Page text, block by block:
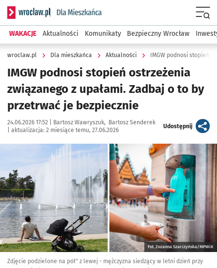
Serwis informacyjny wroclaw.pl podserwis: Dla mieszkańca
WAKACJE Aktualności Komunikaty Bezpieczny Wrocław
wroclaw.pl Dla mieszkańca Aktualności
IMGW podnosi stopień ostrzeżenia
związanego z upałami. Zadbaj o to by
przetrwać je bezpiecznie
Data publikacji:
24.06.2026 17:52 | Autor:
Bartosz Wawryszuk
Bartosz Senderek
aktualizacja: 2 miesiące temu, 27.06.2026
Udostępnijartykuł
Kliknij, aby powiększyć
Fot. Zuzanna Szarczyńska/MPWiK
Zdjęcie podzielone na pół" z lewej - mężczyzna siedzący w letni dzień przy